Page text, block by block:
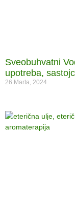
Sveobuhvatni
upotreba,
26 Marta, 2024